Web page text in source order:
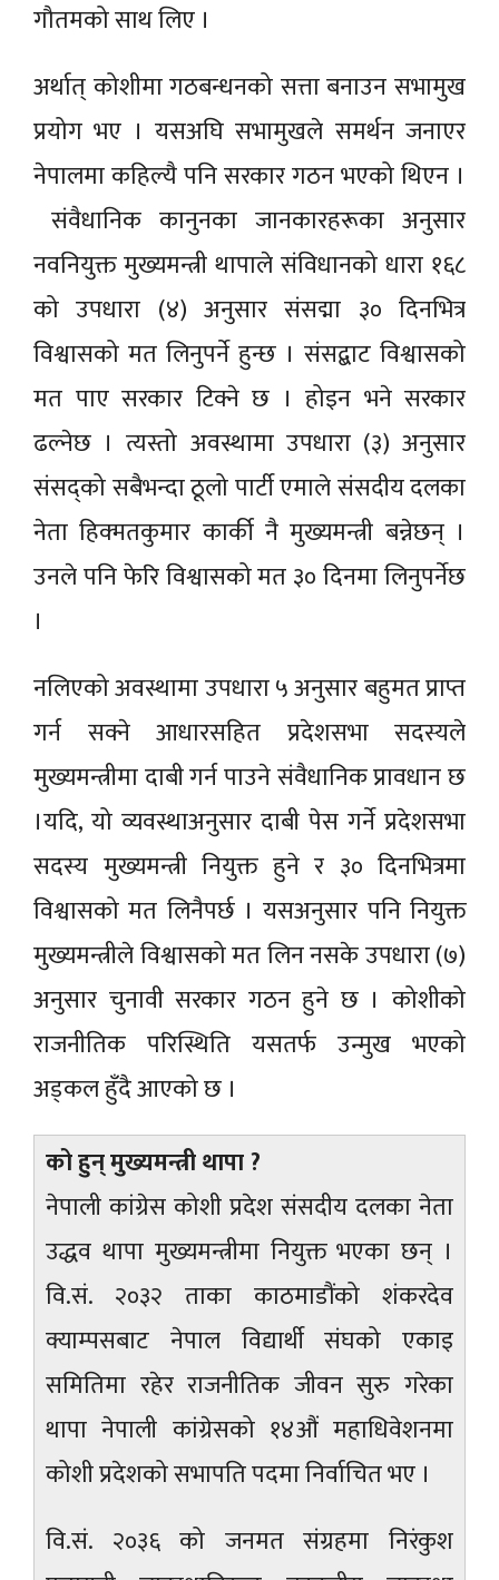
गौतमको साथ लिए ।
अर्थात् कोशीमा गठबन्धनको सत्ता बनाउन सभामुख
प्रयोग भए । यसअघि सभामुखले समर्थन जनाएर
नेपालमा कहिल्यै पनि सरकार गठन भएको थिएन ।
संवैधानिक कानुनका जानकारहरूका अनुसार
नवनियुक्त मुख्यमन्त्री थापाले संविधानको धारा १६८
को उपधारा (४) अनुसार संसद्मा ३० दिनभित्र
विश्वासको मत लिनुपर्ने हुन्छ । संसद्बाट विश्वासको
मत पाए सरकार टिक्ने छ । होइन भने सरकार
ढल्नेछ । त्यस्तो अवस्थामा उपधारा (३) अनुसार
संसद्को सबैभन्दा ठूलो पार्टी एमाले संसदीय दलका
नेता हिक्मतकुमार कार्की नै मुख्यमन्त्री बन्नेछन् ।
उनले पनि फेरि विश्वासको मत ३० दिनमा लिनुपर्नेछ
।
नलिएको अवस्थामा उपधारा ५ अनुसार बहुमत प्राप्त
गर्न सक्ने आधारसहित प्रदेशसभा सदस्यले
मुख्यमन्त्रीमा दाबी गर्न पाउने संवैधानिक प्रावधान छ
।यदि, यो व्यवस्थाअनुसार दाबी पेस गर्ने प्रदेशसभा
सदस्य मुख्यमन्त्री नियुक्त हुने र ३० दिनभित्रमा
विश्वासको मत लिनैपर्छ । यसअनुसार पनि नियुक्त
मुख्यमन्त्रीले विश्वासको मत लिन नसके उपधारा (७)
अनुसार चुनावी सरकार गठन हुने छ । कोशीको
राजनीतिक परिस्थिति यसतर्फ उन्मुख भएको
अड्कल हुँदै आएको छ ।
को हुन् मुख्यमन्त्री थापा ?
नेपाली कांग्रेस कोशी प्रदेश संसदीय दलका नेता
उद्धव थापा मुख्यमन्त्रीमा नियुक्त भएका छन् ।
वि.सं. २०३२ ताका काठमाडौंको शंकरदेव
क्याम्पसबाट नेपाल विद्यार्थी संघको एकाइ
समितिमा रहेर राजनीतिक जीवन सुरु गरेका
थापा नेपाली कांग्रेसको १४औं महाधिवेशनमा
कोशी प्रदेशको सभापति पदमा निर्वाचित भए ।
वि.सं. २०३६ को जनमत संग्रहमा निरंकुश